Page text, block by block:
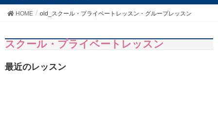
HOME old_スクール・プライベートレッスン・グループレッスン
スクール・プライベートレッスン
最近のレッスン